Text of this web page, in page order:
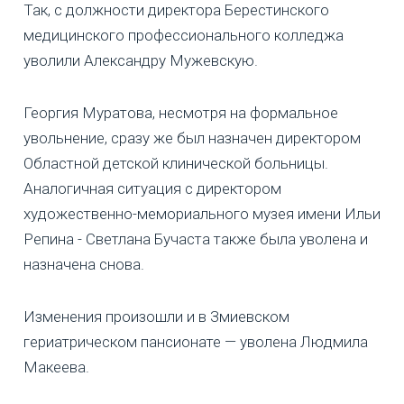
Так, с должности директора Берестинского
медицинского профессионального колледжа
уволили Александру Мужевскую.
Георгия Муратова, несмотря на формальное
увольнение, сразу же был назначен директором
Областной детской клинической больницы.
Аналогичная ситуация с директором
художественно-мемориального музея имени Ильи
Репина - Светлана Бучаста также была уволена и
назначена снова.
Изменения произошли и в Змиевском
гериатрическом пансионате — уволена Людмила
Макеева.